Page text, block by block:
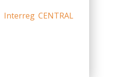
Interreg CENTRAL